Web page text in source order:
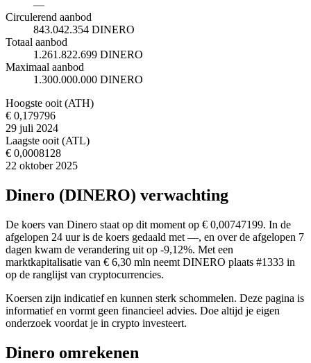
—
Circulerend aanbod
843.042.354 DINERO
Totaal aanbod
1.261.822.699 DINERO
Maximaal aanbod
1.300.000.000 DINERO
Hoogste ooit (ATH)
€ 0,179796
29 juli 2024
Laagste ooit (ATL)
€ 0,0008128
22 oktober 2025
Dinero (DINERO) verwachting
De koers van Dinero staat op dit moment op € 0,00747199. In de
afgelopen 24 uur is de koers gedaald met —, en over de afgelopen 7
dagen kwam de verandering uit op -9,12%. Met een
marktkapitalisatie van € 6,30 mln neemt DINERO plaats #1333 in
op de ranglijst van cryptocurrencies.
Koersen zijn indicatief en kunnen sterk schommelen. Deze pagina is
informatief en vormt geen financieel advies. Doe altijd je eigen
onderzoek voordat je in crypto investeert.
Dinero omrekenen